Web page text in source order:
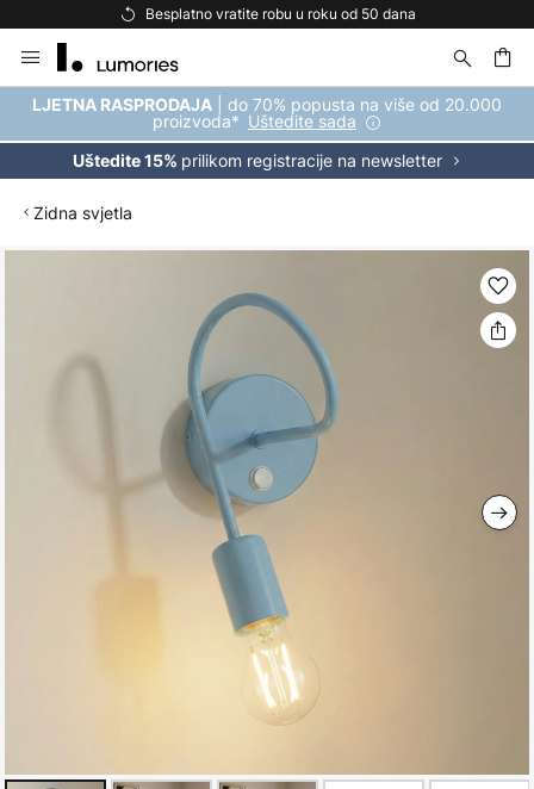
Besplatno vratite robu u roku od 50 dana
to
Content
LJETNA RASPRODAJA | do 70% popusta na više od 20.000
proizvoda* Uštedite sada
Uštedite 15% prilikom registracije na newsletter
Zidna svjetla